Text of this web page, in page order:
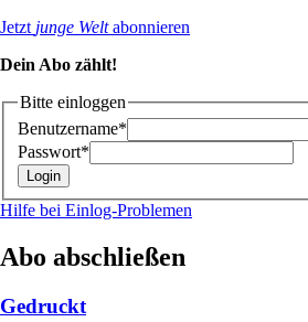
Jetzt junge Weltabonnieren
Dein Abo zählt!
Bitte einloggen
Benutzername*
Passwort*
Hilfe bei Einlog-Problemen
Abo abschließen
Gedruckt